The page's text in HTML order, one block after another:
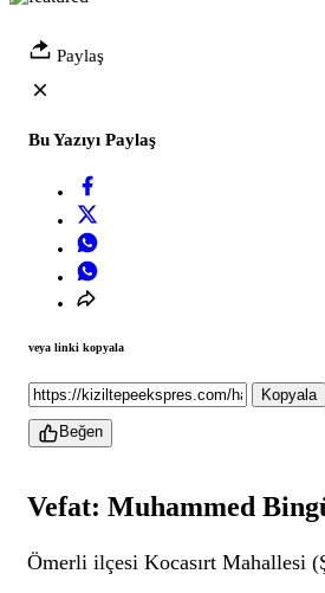
Paylaş
Bu Yazıyı Paylaş
veya linki kopyala
Kopyala
Beğen
Vefat: Muhammed
Ömerli ilçesi Kocasırt Mahallesi